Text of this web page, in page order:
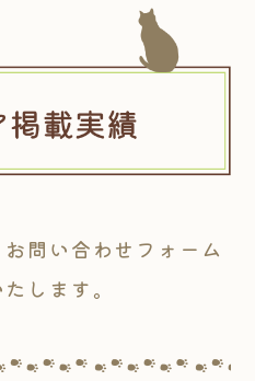
問い合わせフォーム
します。